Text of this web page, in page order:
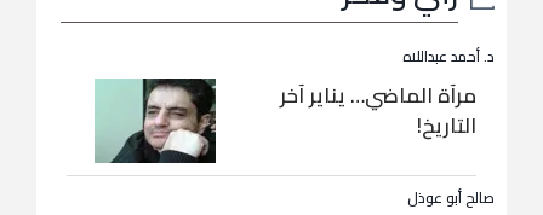
د. أحمد عبداللاه
مرآة الماضي… يناير آخر
التاريخ!
صالح أبو عوذل